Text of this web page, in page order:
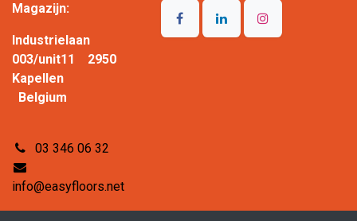
Magazijn:
Industrielaan
003/unit11 2950
Kapellen
Belgium
03 346 06 32
info@easyfloors.net